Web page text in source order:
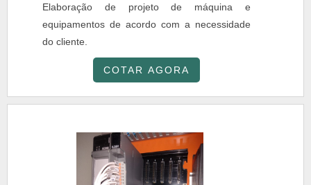
Elaboração de projeto de máquina e
equipamentos de acordo com a necessidade
do cliente.
COTAR AGORA